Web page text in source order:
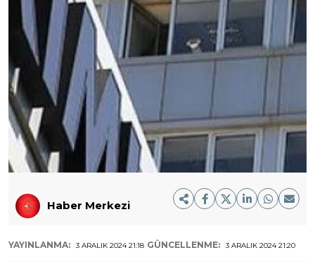
Haber Merkezi
YAYINLANMA: 3 ARALIK 2024 21:18 GÜNCELLENME: 3 ARALIK 2024 21:20